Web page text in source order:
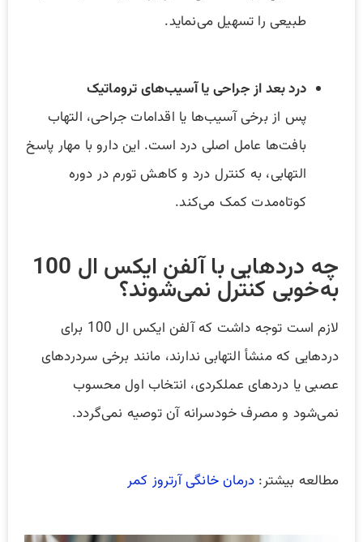
طبیعی را تسهیل می‌نماید.
درد بعد از جراحی یا آسیب‌های تروماتیک
پس از برخی آسیب‌ها یا اقدامات جراحی، التهاب
بافت‌ها عامل اصلی درد است. این دارو با مهار پاسخ
التهابی، به کنترل درد و کاهش تورم در دوره
کوتاه‌مدت کمک می‌کند.
چه دردهایی با آلفن ایکس ال 100
به‌خوبی کنترل نمی‌شوند؟
لازم است توجه داشت که آلفن ایکس ال 100 برای
دردهایی که منشأ التهابی ندارند، مانند برخی سردردهای
عصبی یا دردهای عملکردی، انتخاب اول محسوب
نمی‌شود و مصرف خودسرانه آن توصیه نمی‌گردد.
مطالعه بیشتر: درمان خانگی آرتروز کمر